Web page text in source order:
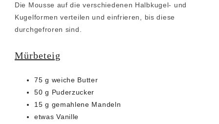
Die Mousse auf die verschiedenen Halbkugel- und
Kugelformen verteilen und einfrieren, bis diese
durchgefroren sind.
Mürbeteig
75 g weiche Butter
50 g Puderzucker
15 g gemahlene Mandeln
etwas Vanille